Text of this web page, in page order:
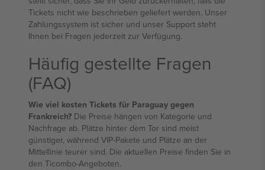
Tickets nicht wie beschrieben geliefert werden. Unser
Zahlungssystem ist sicher und unser Support steht
Ihnen bei Fragen jederzeit zur Verfügung.
Häufig gestellte Fragen
(FAQ)
Wie viel kosten Tickets für Paraguay gegen
Frankreich? Die Preise hängen von Kategorie und
Nachfrage ab. Plätze hinter dem Tor sind meist
günstiger, während VIP-Pakete und Plätze an der
Mittellinie teurer sind. Die aktuellen Preise finden Sie in
den Ticombo-Angeboten.